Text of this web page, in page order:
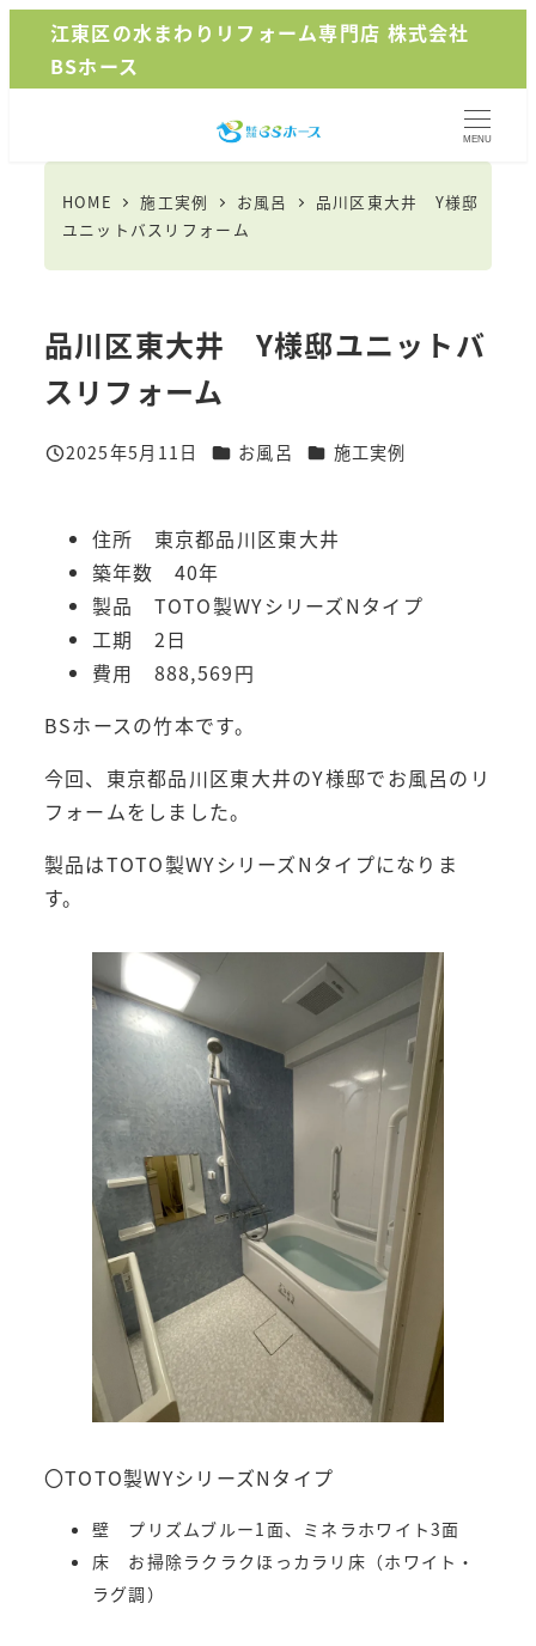
ン
江東区の水まわりリフォーム専門店 株式会社
BSホース
MENU
HOME 施工実例 お風呂
品川区東大井 Y様邸
ユニットバスリフォーム
品川区東大井 Y様邸ユニットバ
スリフォーム
投稿日
2025年5月11日 カテゴリー
お風呂 カテゴリー
施工実例
住所 東京都品川区東大井
築年数 40年
製品 TOTO製WYシリーズNタイプ
工期 2日
費用 888,569円
BSホースの竹本です。
今回、東京都品川区東大井のY様邸でお風呂のリ
フォームをしました。
製品はTOTO製WYシリーズNタイプになりま
す。
〇TOTO製WYシリーズNタイプ
壁 プリズムブルー1面、ミネラホワイト3面
床 お掃除ラクラクほっカラリ床（ホワイト・
ラグ調）